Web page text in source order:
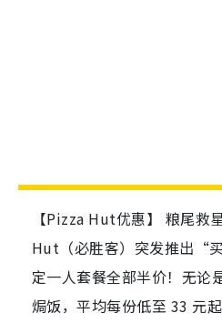
【Pizza Hut优惠】 粮尾救
Hut（必胜客）突发推出“
定一人套餐全部半价！无论
焗饭，平均每份低至 33 元